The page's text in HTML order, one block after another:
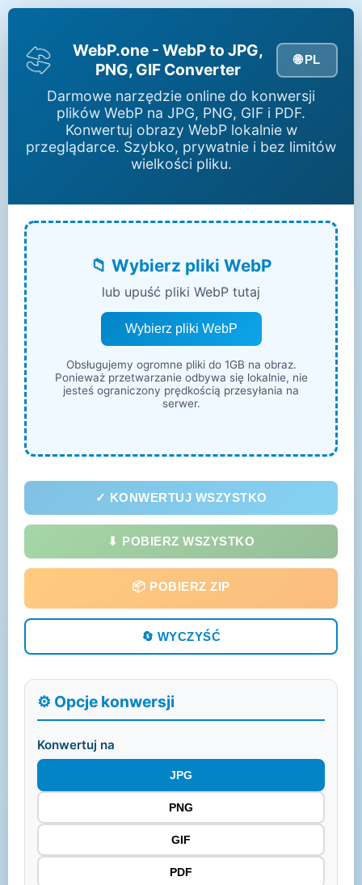
WebP.one - WebP to JPG,
PNG, GIF Converter
🌐 PL
Darmowe narzędzie online do konwersji
plików WebP na JPG, PNG, GIF i PDF.
Konwertuj obrazy WebP lokalnie w
przeglądarce. Szybko, prywatnie i bez limitów
wielkości pliku.
📁 Wybierz pliki WebP
lub upuść pliki WebP tutaj
Wybierz pliki WebP
Obsługujemy ogromne pliki do 1GB na obraz.
Ponieważ przetwarzanie odbywa się lokalnie, nie
jesteś ograniczony prędkością przesyłania na
serwer.
✓ KONWERTUJ WSZYSTKO
⬇ POBIERZ WSZYSTKO
📦 POBIERZ ZIP
🔄 WYCZYŚĆ
⚙️ Opcje konwersji
Konwertuj na
JPG
PNG
GIF
PDF